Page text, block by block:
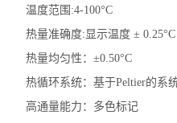
实时荧光定量PCR仪
温度范围:4-100°C
热量准确度:显示温度 ± 0.25°C
热量均匀性：±0.50°C
热循环系统：基于Peltier的系
高通量能力：多色标记